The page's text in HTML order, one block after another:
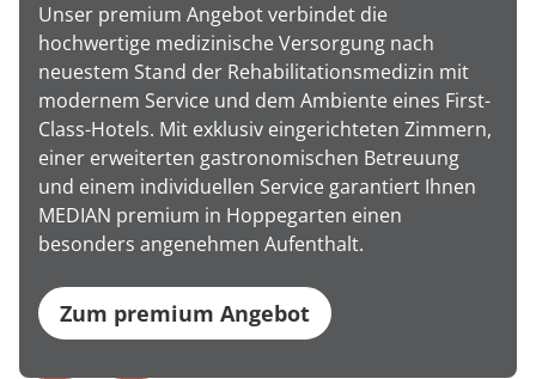
Unser premium Angebot verbindet die
hochwertige medizinische Versorgung nach
neuestem Stand der Rehabilitationsmedizin mit
modernem Service und dem Ambiente eines First-
Class-Hotels. Mit exklusiv eingerichteten Zimmern,
einer erweiterten gastronomischen Betreuung
und einem individuellen Service garantiert Ihnen
MEDIAN premium in Hoppegarten einen
besonders angenehmen Aufenthalt.
Zum premium Angebot